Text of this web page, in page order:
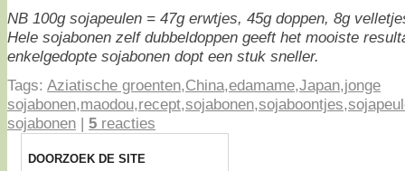
NB 100g sojapeulen = 47g erwtjes, 45g doppen, 8g
Hele sojabonen zelf dubbeldoppen geeft het mooiste
enkelgedopte sojabonen dopt een stuk sneller.
Tags: Aziatische groenten,China,edamame,Japan,jonge
sojabonen,maodou,recept,sojabonen,sojaboontjes,
sojabonen | 5 reacties
DOORZOEK DE SITE